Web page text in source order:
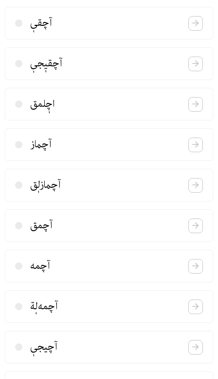
آچقیٖ
آچقیٖجیٖ
اچٖلمق
آچماز
آچمازلٖق
آچمق
آچمه
آچمه‌لٖة
آچیجیٖ